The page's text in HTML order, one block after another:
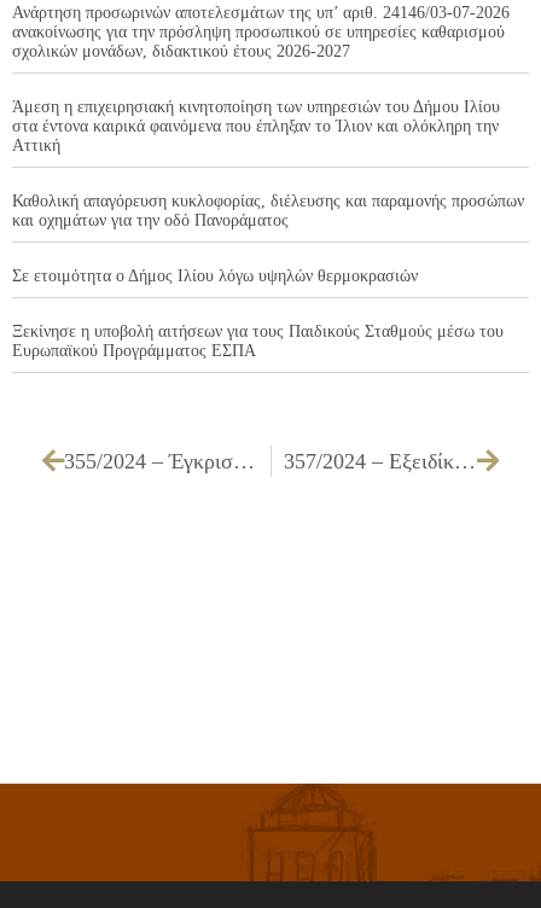
Ανάρτηση προσωρινών αποτελεσμάτων της υπ’ αριθ. 24146/03-07-2026
ανακοίνωσης για την πρόσληψη προσωπικού σε υπηρεσίες καθαρισμού
σχολικών μονάδων, διδακτικού έτους 2026-2027
Άμεση η επιχειρησιακή κινητοποίηση των υπηρεσιών του Δήμου Ιλίου
στα έντονα καιρικά φαινόμενα που έπληξαν το Ίλιον και ολόκληρη την
Αττική
Καθολική απαγόρευση κυκλοφορίας, διέλευσης και παραμονής προσώπων
και οχημάτων για την οδό Πανοράματος
Σε ετοιμότητα ο Δήμος Ιλίου λόγω υψηλών θερμοκρασιών
Ξεκίνησε η υποβολή αιτήσεων για τους Παιδικούς Σταθμούς μέσω του
Ευρωπαϊκού Προγράμματος ΕΣΠΑ
355/2024 – Έγκριση διενέργειας, τεχνικών προδιαγραφών, καθορισμός τρόπου εκτέλεσης και ανάθεσης για την υπηρεσία «Υλοποίηση Δράσεων για την οδική ασφάλεια, με στόχο την ενημέρωση και ευαισθητοποίηση μαθητών του Δήμου Ιλίου» 357/2024 – Εξειδίκευση πίστωσης ποσού του Κ.Α. 00.6733.0001